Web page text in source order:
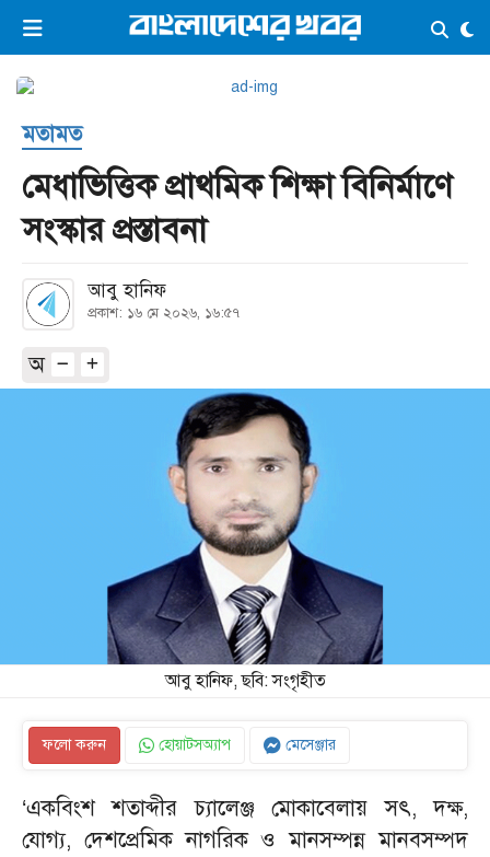
ভিডিও ই-পেপার লগইন ×
প্রচ্ছদ
সর্বশেষ
সব বিভাগ
আর্কাইভ
কনভার্টার
মতামত
মেধাভিত্তিক প্রাথমিক শিক্ষা বিনির্মাণে
সংস্কার প্রস্তাবনা
আবু হানিফ
প্রকাশ: ১৬ মে ২০২৬, ১৬:৫৭
অ
আবু হানিফ, ছবি: সংগৃহীত
ফলো করুন হোয়াটসঅ্যাপ মেসেঞ্জার
‘একবিংশ শতাব্দীর চ্যালেঞ্জ মোকাবেলায় সৎ, দক্ষ,
যোগ্য, দেশপ্রেমিক নাগরিক ও মানসম্পন্ন মানবসম্পদ